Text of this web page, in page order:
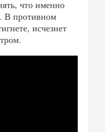
что именно
В противном
исчезнет